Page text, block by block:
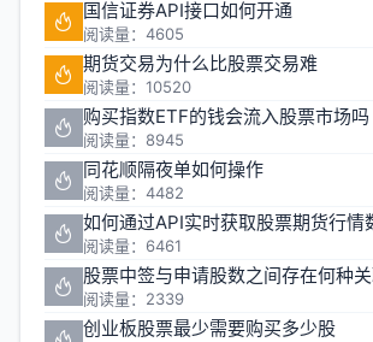
国信证券API接口如何开通
阅读量：4605
期货交易为什么比股票交易难
阅读量：10520
购买指数ETF的钱会流入股票市场吗
阅读量：8945
同花顺隔夜单如何操作
阅读量：4482
如何通过API实时获取股票期货行情
阅读量：6461
股票中签与申请股数之间存在何种
阅读量：2339
创业板股票最少需要购买多少股